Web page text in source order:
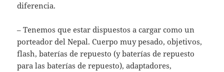
diferencia.
– Tenemos que estar dispuestos a cargar como un
porteador del Nepal. Cuerpo muy pesado, objetivos,
flash, baterías de repuesto (y baterías de repuesto
para las baterías de repuesto), adaptadores,